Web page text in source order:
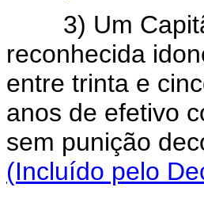
3) Um
reconhecida
entre trinta e
anos de efetivo
sem punição
(Incluído pelo